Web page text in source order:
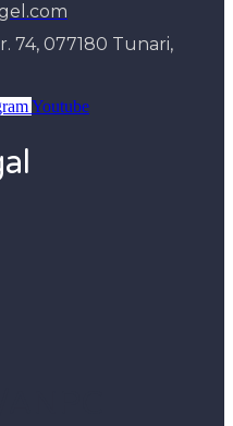
74, 077180 Tunari,
Youtube